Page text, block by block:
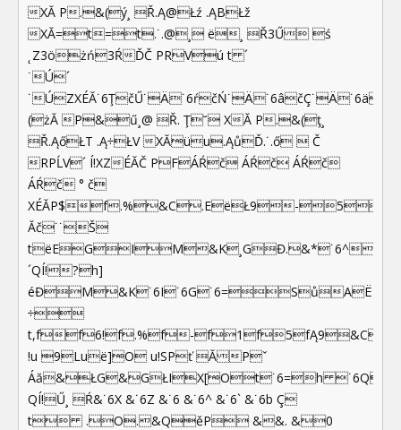
XĂ P.&(ý¸ Ř.Ą@Łź .ĄBŁž
XĂ=t=t.˙.@¸ ë¸ Ř3Ű ś
˛Z3öżń3ŔĎČ PRVú t ´
˙Ú´
˙
(żĂ P&ű¸@ Ř. Ţ˘ XĂ P.&(ţ¸
Ř.ĄőŁT .Ą÷ŁV XĂüu.ĄůĎ.˙.ő  Č
RPĹV´ Í!XZÉĂČ PFÁŔč ÁŔč ÁŔč
ÁŔč ° č
XÉĂP$f.%&C.EëŁ9-
Ăč˙˙Š
´QÍ!?h]
éĐM&K˙6I˙6G˙6=SůAË
÷
t,ff6!f.%f-
!u 9Luë]O u!SPť ĂPˇ
Áă&ŁG&GŁIX[Ot˙6=h
QÍ!Ű¸ Ŕ&˙6X &˙6Z &˙6 &˙6^ &˙6` &˙6b Ç
t .O.&QěP &&. &0